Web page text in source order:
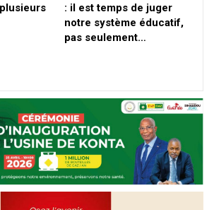
: il est temps de juger
notre système éducatif,
pas seulement…